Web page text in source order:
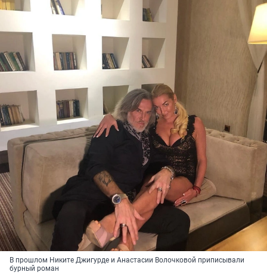
В прошлом Никите Джигурде и Анастасии Волочковой приписывали
бурный роман